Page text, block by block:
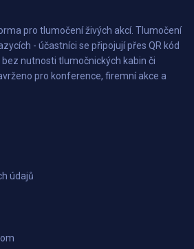
pro tlumočení živých akcí. Tlumočení
- účastníci se připojují přes QR kód
nutnosti tlumočnických kabin či
pro konference, firemní akce a
údajů